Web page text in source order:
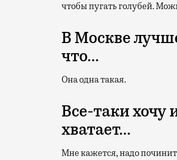
чтобы пугать голубей.
В Москве
что…
Она одна такая.
Все-таки хочу
хватает…
Мне кажется, надо